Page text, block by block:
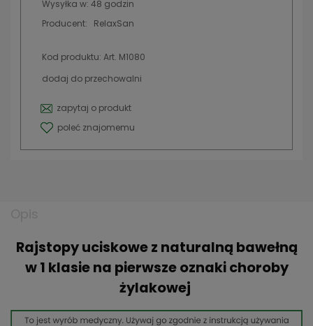
Wysyłka w: 48 godzin
Producent:
RelaxSan
Kod produktu: Art. M1080
dodaj do przechowalni
zapytaj o produkt
poleć znajomemu
Rajstopy uciskowe z naturalną bawełną
w 1 klasie na pierwsze oznaki choroby
żylakowej